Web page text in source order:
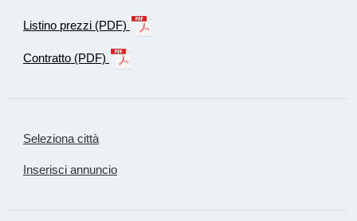
Listino prezzi (PDF)
Contratto (PDF)
Seleziona città
Inserisci annuncio